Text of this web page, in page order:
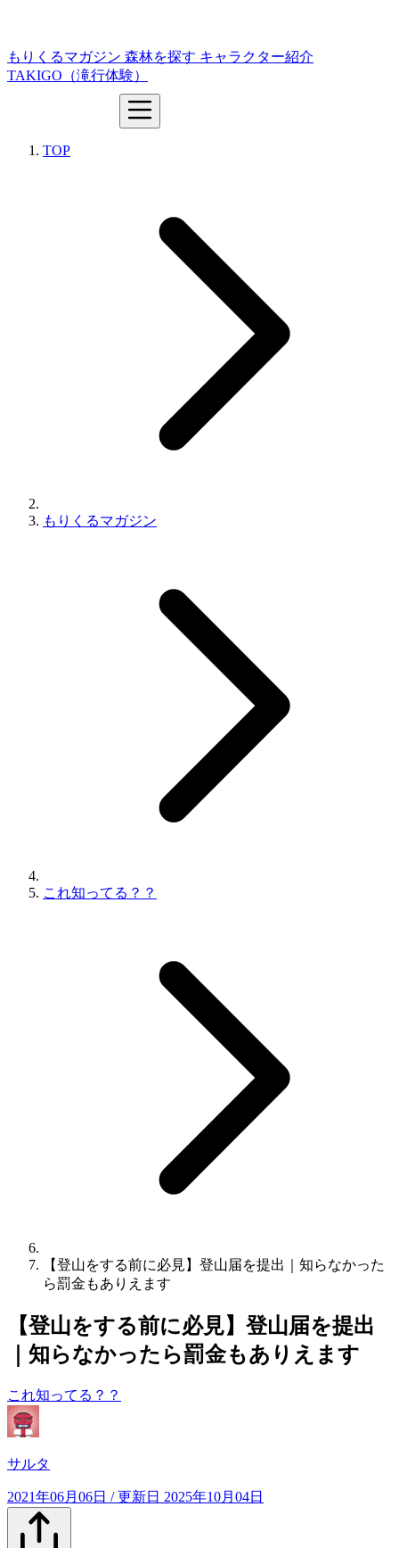
もりくるマガジン 森林を探す キャラクター紹介
TAKIGO（滝行体験）
TOP
もりくるマガジン
これ知ってる？？
【登山をする前に必見】登山届を提出｜知らなかった
ら罰金もありえます
【登山をする前に必見】登山届を提出
｜知らなかったら罰金もありえます
これ知ってる？？
サルタ
2021年06月06日 / 更新日 2025年10月04日